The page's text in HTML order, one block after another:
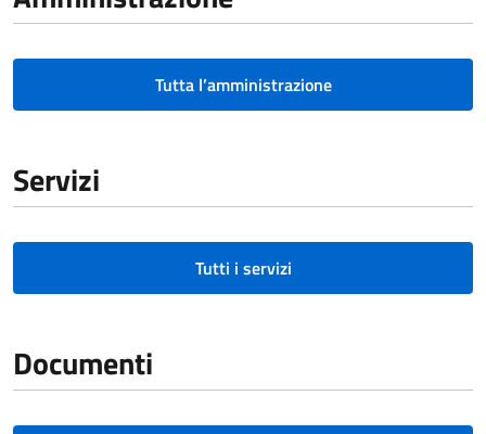
Tutta l’amministrazione
Servizi
Tutti i servizi
Documenti